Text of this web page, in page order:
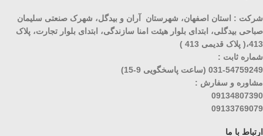
شرکت : استان اصفهان، شهرستان آران و بیدگل، شهرک صنعتی سلیمان
صباحی بیدگلی، ابتدای بلوار هیئت امنا سازندگی، ابتدای بلوار تجارت، پلاک
413،( پلاک قدیمی 413 )
شماره ثابت :
031-54759249 (ساعت پاسخگویی 9-15)
مشاوره و سفارش :
09134807390
09133769079
ارتباط با ما